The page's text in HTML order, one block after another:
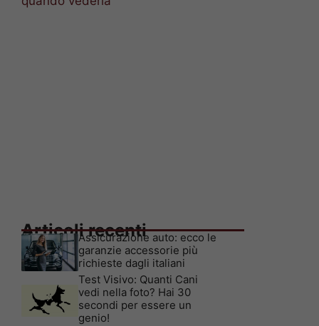
Articoli recenti
Assicurazione auto: ecco le
garanzie accessorie più
richieste dagli italiani
Test Visivo: Quanti Cani
vedi nella foto? Hai 30
secondi per essere un
genio!